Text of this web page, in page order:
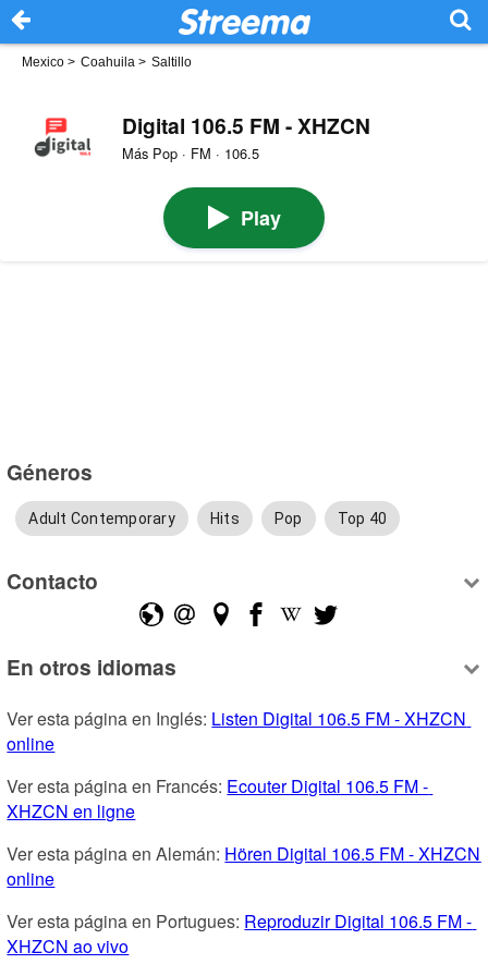
Mexico > Coahuila > Saltillo
Digital 106.5 FM - XHZCN
Más Pop · FM · 106.5
Play
Géneros
Adult Contemporary Hits Pop Top 40
Contacto
En otros idiomas
Ver esta página en Inglés: Listen Digital 106.5 FM - XHZCN
online
Ver esta página en Francés: Ecouter Digital 106.5 FM -
XHZCN en ligne
Ver esta página en Alemán: Hören Digital 106.5 FM - XHZCN
online
Ver esta página en Portugues: Reproduzir Digital 106.5 FM -
XHZCN ao vivo